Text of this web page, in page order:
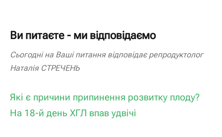
Ви питаєте - ми відповідаємо
Сьогодні на Ваші питання відповідає репродуктолог
Наталія СТРЕЧЕНЬ
Які є причини припинення розвитку плоду?
На 18-й день ХГЛ впав удвічі